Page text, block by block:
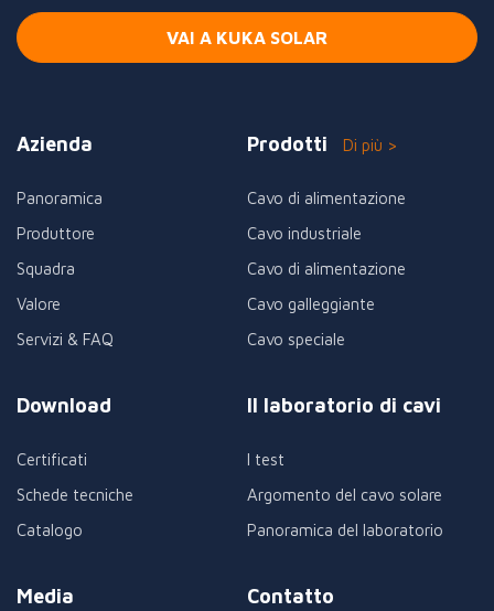
VAI A KUKA SOLAR
Azienda
Panoramica
Produttore
Squadra
Valore
Servizi & FAQ
Prodotti Di più >
Cavo di alimentazione
Cavo industriale
Cavo di alimentazione
Cavo galleggiante
Cavo speciale
Download
Certificati
Schede tecniche
Catalogo
Il laboratorio di cavi
I test
Argomento del cavo solare
Panoramica del laboratorio
Media Contatto